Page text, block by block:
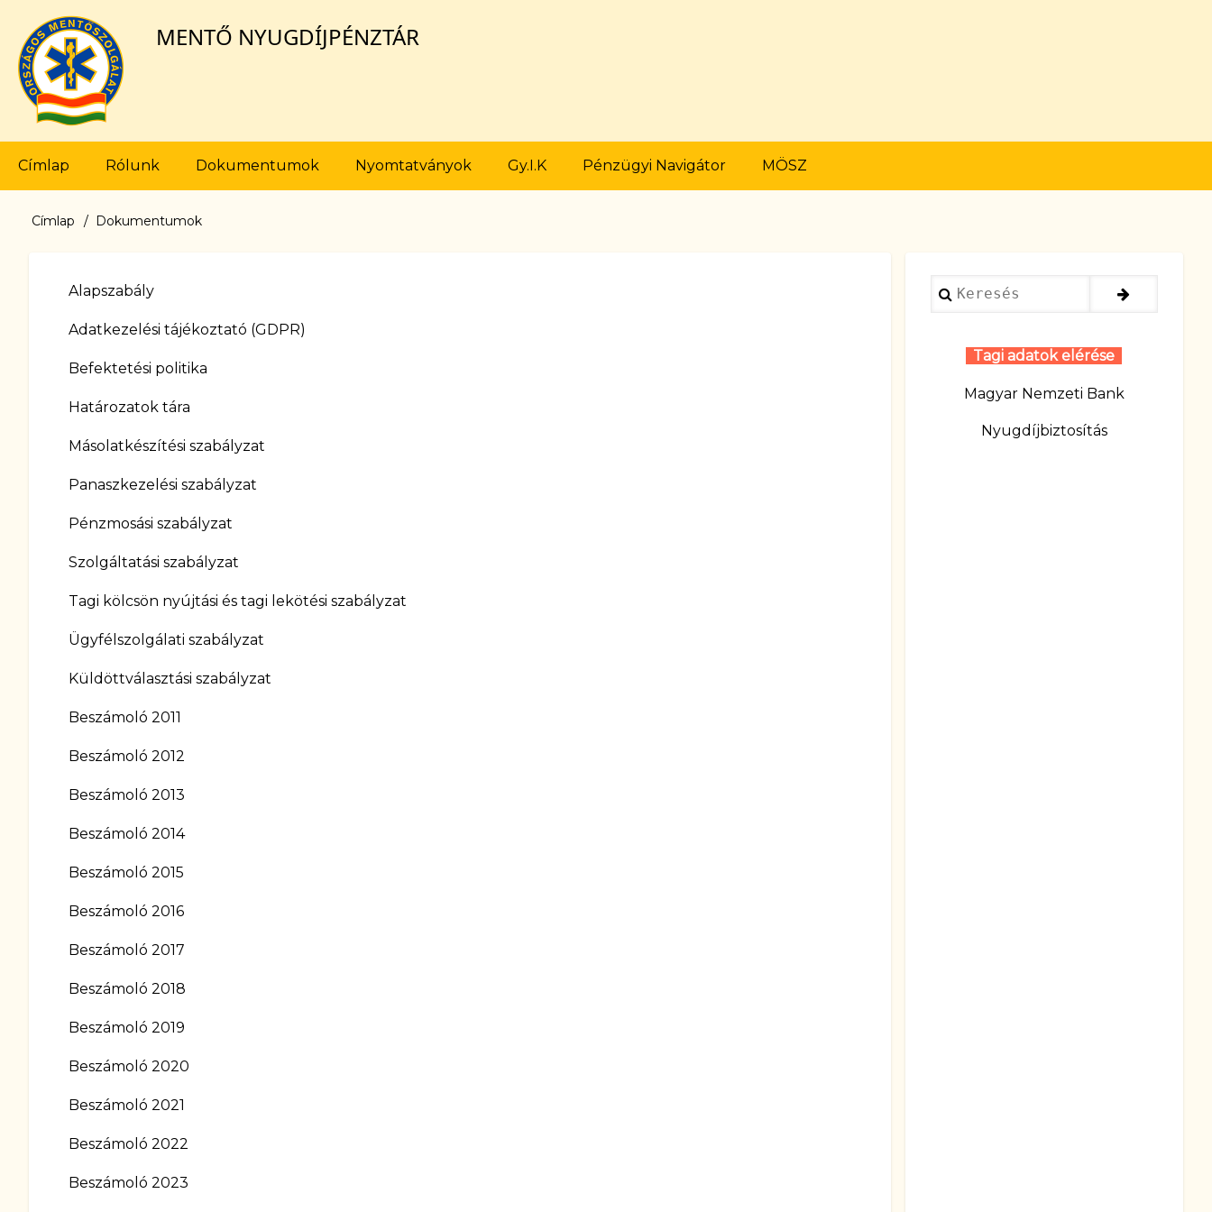
tartalomra
MENTŐ NYUGDÍJPÉNZTÁR
Fő
navigáció
Címlap Rólunk Dokumentumok Nyomtatványok Gy.I.K Pénzügyi Navigátor MÖSZ
Morzsa
Címlap Dokumentumok
Alapszabály
Adatkezelési tájékoztató (GDPR)
Befektetési politika
Határozatok tára
Másolatkészítési szabályzat
Panaszkezelési szabályzat
Pénzmosási szabályzat
Szolgáltatási szabályzat
Tagi kölcsön nyújtási és tagi lekötési szabályzat
Ügyfélszolgálati szabályzat
Küldöttválasztási szabályzat
Beszámoló 2011
Beszámoló 2012
Beszámoló 2013
Beszámoló 2014
Beszámoló 2015
Beszámoló 2016
Beszámoló 2017
Beszámoló 2018
Beszámoló 2019
Beszámoló 2020
Beszámoló 2021
Beszámoló 2022
Beszámoló 2023
Keresés
Tagi adatok elérése
Magyar Nemzeti Bank
Nyugdíjbiztosítás